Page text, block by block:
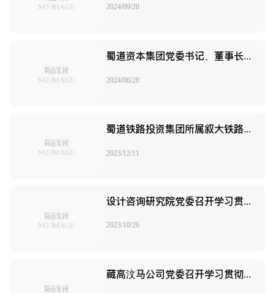
2024/09/20
蜀道资本集团党委书记、董事长李文虎讲授党纪学习教育专题党课
2024/06/28
蜀道铁路投资集团所属叙大铁路公司团委开展主题教育专题宣讲暨“书香青春·团在叙大”青年读书会活动
2023/12/11
设计咨询研究院党委召开学习贯彻习近平新时代中国特色社会主义思想主题教育总结会
2023/10/26
藏高汶马公司党委召开学习贯彻习近平新时代中国特色社会主义思想主题教育总结会